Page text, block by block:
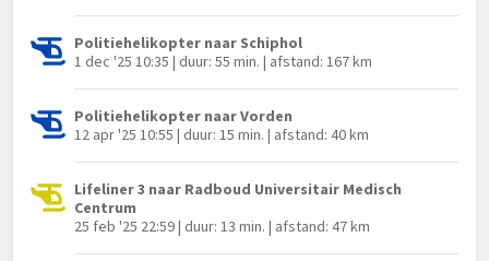
Politiehelikopter naar Schiphol
1 dec '25 10:35 | duur: 55 min. | afstand: 167 km
Politiehelikopter naar Vorden
12 apr '25 10:55 | duur: 15 min. | afstand: 40 km
Lifeliner 3 naar Radboud Universitair Medisch
Centrum
25 feb '25 22:59 | duur: 13 min. | afstand: 47 km